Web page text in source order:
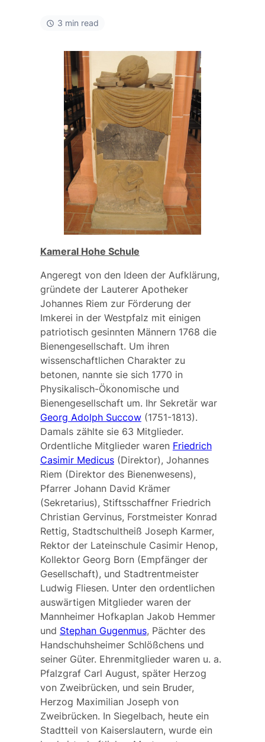
3 min read
Kameral Hohe Schule
Angeregt von den Ideen der Aufklärung,
gründete der Lauterer Apotheker
Johannes Riem zur Förderung der
Imkerei in der Westpfalz mit einigen
patriotisch gesinnten Männern 1768 die
Bienengesellschaft. Um ihren
wissenschaftlichen Charakter zu
betonen, nannte sie sich 1770 in
Physikalisch-Ökonomische und
Bienengesellschaft um. Ihr Sekretär war
Georg Adolph Succow(1751-1813).
Damals zählte sie 63 Mitglieder.
Ordentliche Mitglieder waren Friedrich
Casimir Medicus(Direktor), Johannes
Riem (Direktor des Bienenwesens),
Pfarrer Johann David Krämer
(Sekretarius), Stiftsschaffner Friedrich
Christian Gervinus, Forstmeister Konrad
Rettig, Stadtschultheiß Joseph Karmer,
Rektor der Lateinschule Casimir Henop,
Kollektor Georg Born (Empfänger der
Gesellschaft), und Stadtrentmeister
Ludwig Fliesen. Unter den ordentlichen
auswärtigen Mitglieder waren der
Mannheimer Hofkaplan Jakob Hemmer
und Stephan Gugenmus, Pächter des
Handschuhsheimer Schlößchens und
seiner Güter. Ehrenmitglieder waren u. a.
Pfalzgraf Carl August, später Herzog
von Zweibrücken, und sein Bruder,
Herzog Maximilian Joseph von
Zweibrücken. In Siegelbach, heute ein
Stadtteil von Kaiserslautern, wurde ein